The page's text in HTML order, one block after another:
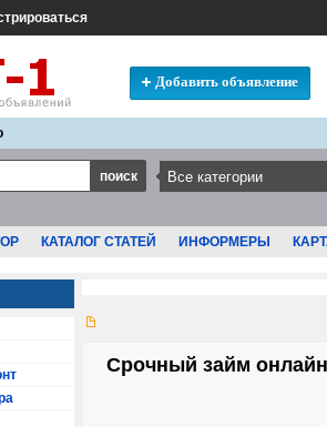
Добавить объявление
КАТАЛОГ СТАТЕЙ ИНФОРМЕРЫ
Срочный займ